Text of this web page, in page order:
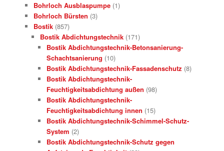
Bohrloch Ausblaspumpe (1)
Bohrloch Bürsten (3)
Bostik (857)
Bostik Abdichtungstechnik (171)
Bostik Abdichtungstechnik-Betonsanierung-
Schachtsanierung (10)
Bostik Abdichtungstechnik-Fassadenschutz (8)
Bostik Abdichtungstechnik-
Feuchtigkeitsabdichtung außen (98)
Bostik Abdichtungstechnik-
Feuchtigkeitsabdichtung innen (15)
Bostik Abdichtungstechnik-Schimmel-Schutz-
System (2)
Bostik Abdichtungstechnik-Schutz gegen